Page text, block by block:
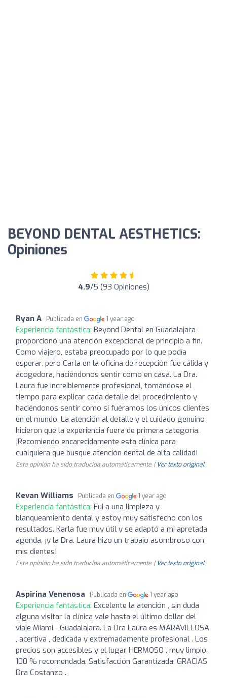
BEYOND DENTAL AESTHETICS:
Opiniones
4.9/5 (93 Opiniones)
Ryan A Publicada en 1 year ago
Experiencia fantástica: Beyond Dental en Guadalajara
proporcionó una atención excepcional de principio a fin.
Como viajero, estaba preocupado por lo que podía
esperar, pero Carla en la oficina de recepción fue cálida y
acogedora, haciéndonos sentir como en casa. La Dra.
Laura fue increíblemente profesional, tomándose el
tiempo para explicar cada detalle del procedimiento y
haciéndonos sentir como si fuéramos los únicos clientes
en el mundo. La atención al detalle y el cuidado genuino
hicieron que la experiencia fuera de primera categoría.
¡Recomiendo encarecidamente esta clínica para
cualquiera que busque atención dental de alta calidad!
Esta opinión ha sido traducida automáticamente. | Ver texto original
Kevan Williams Publicada en 1 year ago
Experiencia fantástica: Fui a una limpieza y
blanqueamiento dental y estoy muy satisfecho con los
resultados. Karla fue muy útil y se adaptó a mi apretada
agenda, ¡y la Dra. Laura hizo un trabajo asombroso con
mis dientes!
Esta opinión ha sido traducida automáticamente. | Ver texto original
Aspirina Venenosa Publicada en 1 year ago
Experiencia fantástica: Excelente la atención , sin duda
alguna visitar la clínica vale hasta el último dollar del
viaje Miami - Guadalajara. La Dra Laura es MARAVILLOSA
, acertiva , dedicada y extremadamente profesional . Los
precios son accesibles y el lugar HERMOSO , muy limpio .
100 % recomendada. Satisfacción Garantizada. GRACIAS
Dra Costanzo .